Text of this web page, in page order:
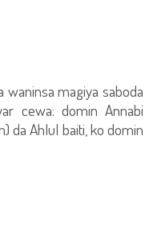
magiya saboda
cewa: domin Annabi
da Ahlul baiti, ko domin